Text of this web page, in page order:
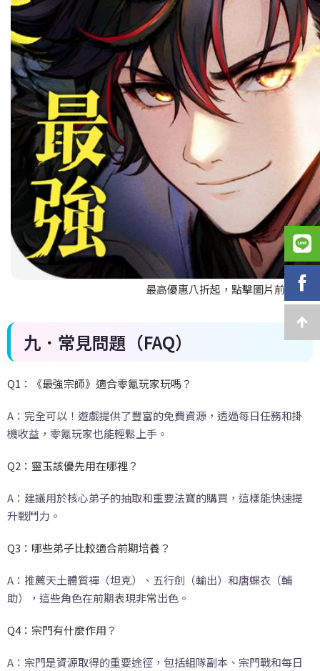
最高優惠八折起，點擊圖片前往
九．常見問題（FAQ）
Q1：《最強宗師》適合零氪玩家玩嗎？
A：完全可以！遊戲提供了豐富的免費資源，透過每日任務和掛
機收益，零氪玩家也能輕鬆上手。
Q2：靈玉該優先用在哪裡？
A：建議用於核心弟子的抽取和重要法寶的購買，這樣能快速提
升戰鬥力。
Q3：哪些弟子比較適合前期培養？
A：推薦天土體質禪（坦克）、五行劍（輸出）和唐蝶衣（輔
助），這些角色在前期表現非常出色。
Q4：宗門有什麼作用？
A：宗門是資源取得的重要途徑，包括組隊副本、宗門戰和每日